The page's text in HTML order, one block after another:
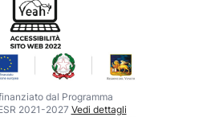
dal Programma
2021-2027 Vedi dettagli